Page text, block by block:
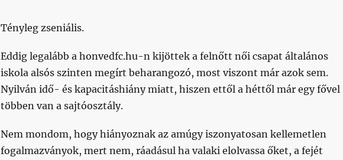
Tényleg zseniális.
Eddig legalább a honvedfc.hu-n kijöttek a felnőtt női csapat általános
iskola alsós szinten megírt beharangozó, most viszont már azok sem.
Nyilván idő- és kapacitáshiány miatt, hiszen ettől a héttől már egy fővel
többen van a sajtóosztály.
Nem mondom, hogy hiányoznak az amúgy iszonyatosan kellemetlen
fogalmazványok, mert nem, ráadásul ha valaki elolvassa őket, a fejét